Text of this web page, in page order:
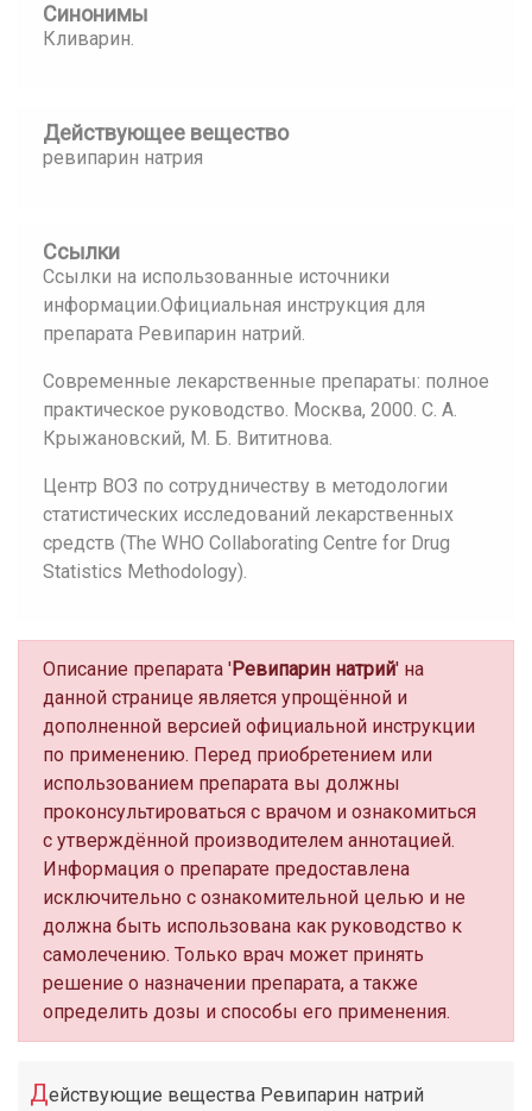
Синонимы
Кливарин.
Действующее вещество
ревипарин натрия
Ссылки
Ссылки на использованные источники
информации.Официальная инструкция для
препарата Ревипарин натрий.
Современные лекарственные препараты: полное
практическое руководство. Москва, 2000. С. А.
Крыжановский, М. Б. Вититнова.
Центр ВОЗ по сотрудничеству в методологии
статистических исследований лекарственных
средств (The WHO Collaborating Centre for Drug
Statistics Methodology).
Описание препарата 'Ревипарин натрий' на
данной странице является упрощённой и
дополненной версией официальной инструкции
по применению. Перед приобретением или
использованием препарата вы должны
проконсультироваться с врачом и ознакомиться
с утверждённой производителем аннотацией.
Информация о препарате предоставлена
исключительно с ознакомительной целью и не
должна быть использована как руководство к
самолечению. Только врач может принять
решение о назначении препарата, а также
определить дозы и способы его применения.
Действующие вещества Ревипарин натрий